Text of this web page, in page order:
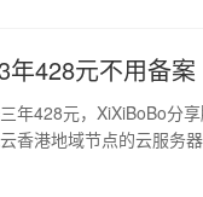
年428元不用备案
年428元，XiXiBoBo分
香港地域节点的云服务